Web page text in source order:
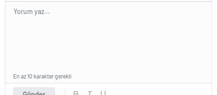
En az 10 karakter gerekli